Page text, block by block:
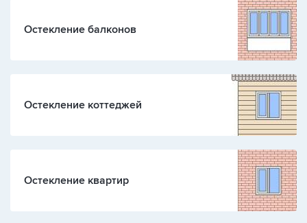
Остекление балконов
Остекление коттеджей
Остекление квартир